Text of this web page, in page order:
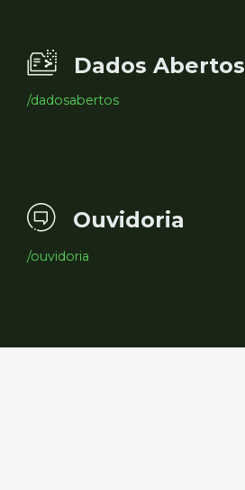
Dados Abertos
/dadosabertos
Ouvidoria
/ouvidoria